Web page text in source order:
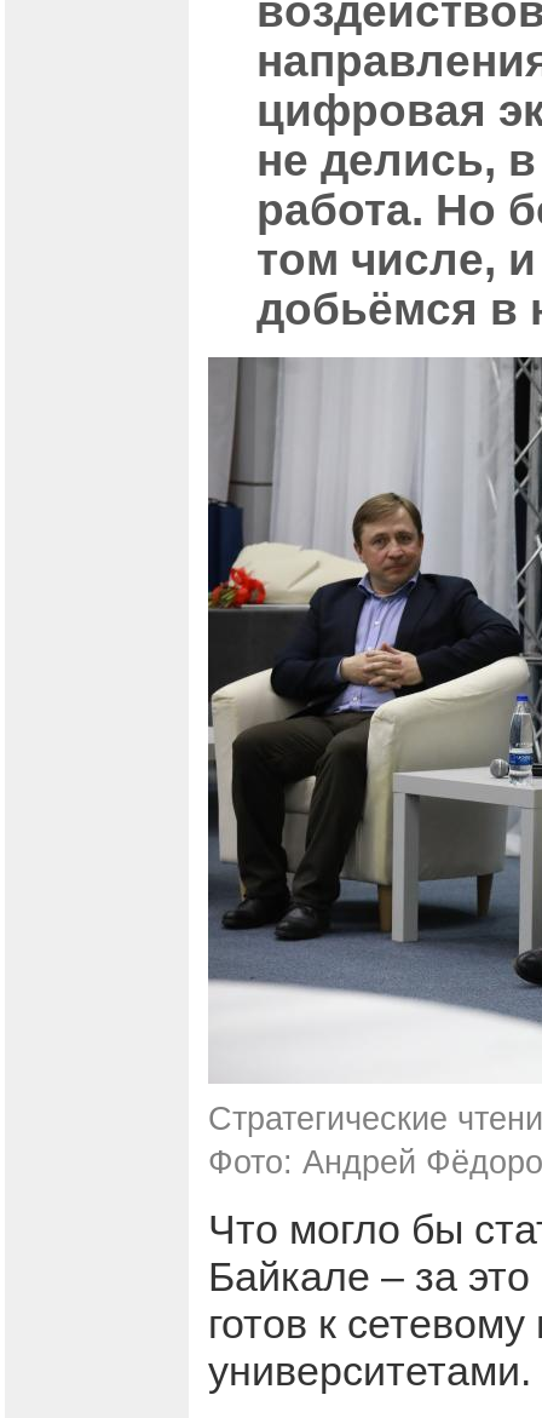
цифровая
не делись,
работа. Но
том числе,
добьёмся в
Стратегические
Фото: Андрей
Что могло бы
Байкале – за
готов к
университетами.